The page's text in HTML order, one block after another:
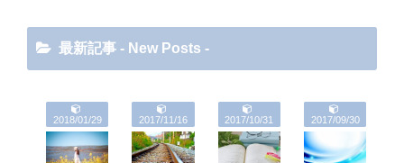
最新記事 - New Posts -
2018/01/29 2017/11/16 2017/10/31 2017/09/30